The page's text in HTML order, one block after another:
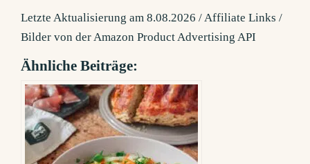
Letzte Aktualisierung am 8.08.2026 / Affiliate Links /
Bilder von der Amazon Product Advertising API
Ähnliche Beiträge: